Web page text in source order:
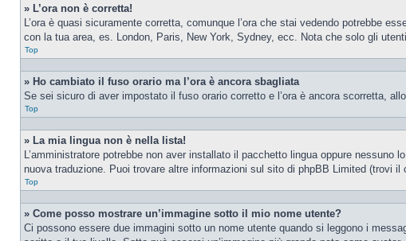
» L’ora non è corretta!
L’ora è quasi sicuramente corretta, comunque l’ora che stai vedendo potrebbe
con la tua area, es. London, Paris, New York, Sydney, ecc. Nota che solo gli
Top
» Ho cambiato il fuso orario ma l’ora è ancora sbagliata
Se sei sicuro di aver impostato il fuso orario corretto e l’ora è ancora scorretta,
Top
» La mia lingua non è nella lista!
L’amministratore potrebbe non aver installato il pacchetto lingua oppure
nuova traduzione. Puoi trovare altre informazioni sul sito di phpBB Limited (trovi il
Top
» Come posso mostrare un’immagine sotto il mio nome utente?
Ci possono essere due immagini sotto un nome utente quando si leggono i